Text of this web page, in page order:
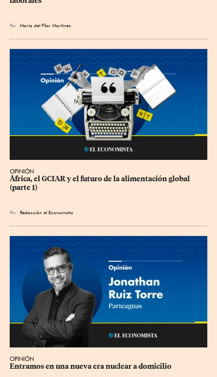
Por María del Pilar Martínez
OPINIÓN
África, el GCIAR y el futuro de la alimentación global
(parte 1)
Por Redacción el Economista
OPINIÓN
Entramos en una nueva era nuclear a domicilio